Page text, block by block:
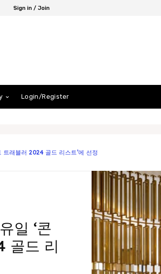
Sign in / Join
Login/Register
트래블러 2024 골드 리스트’에 선정
일 ‘콘
골드 리